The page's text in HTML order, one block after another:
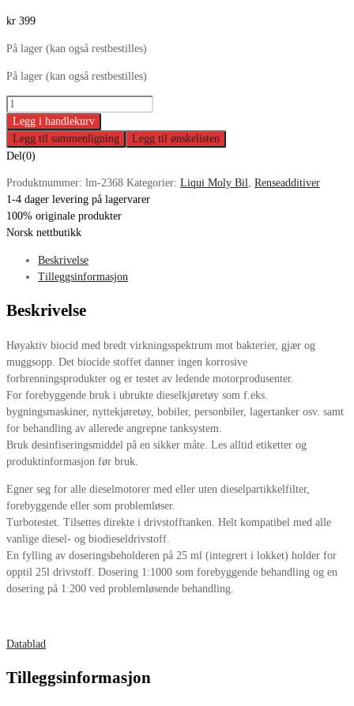
kr 399
På lager (kan også restbestilles)
På lager (kan også restbestilles)
Antibakterie
Diesel
antall
Legg i handlekurv
Legg til sammenligning
Legg til ønskelisten
Del(0)
Produktnummer: lm-2368 Kategorier: Liqui Moly Bil
Renseadditiver
1-4 dager levering på lagervarer
100% originale produkter
Norsk nettbutikk
Beskrivelse
Tilleggsinformasjon
Beskrivelse
Høyaktiv biocid med bredt virkningsspektrum mot bakterier, gjær og
muggsopp. Det biocide stoffet danner ingen korrosive
forbrenningsprodukter og er testet av ledende motorprodusenter.
For forebyggende bruk i ubrukte dieselkjøretøy som f.eks.
bygningsmaskiner, nyttekjøretøy, bobiler, personbiler, lagertanker osv. samt
for behandling av allerede angrepne tanksystem.
Bruk desinfiseringsmiddel på en sikker måte. Les alltid etiketter og
produktinformasjon før bruk.
Egner seg for alle dieselmotorer med eller uten dieselpartikkelfilter,
forebyggende eller som problemløser.
Turbotestet. Tilsettes direkte i drivstofftanken. Helt kompatibel med alle
vanlige diesel- og biodieseldrivstoff.
En fylling av doseringsbeholderen på 25 ml (integrert i lokket) holder for
opptil 25l drivstoff. Dosering 1:1000 som forebyggende behandling og en
dosering på 1:200 ved problemløsende behandling.
Datablad
Tilleggsinformasjon